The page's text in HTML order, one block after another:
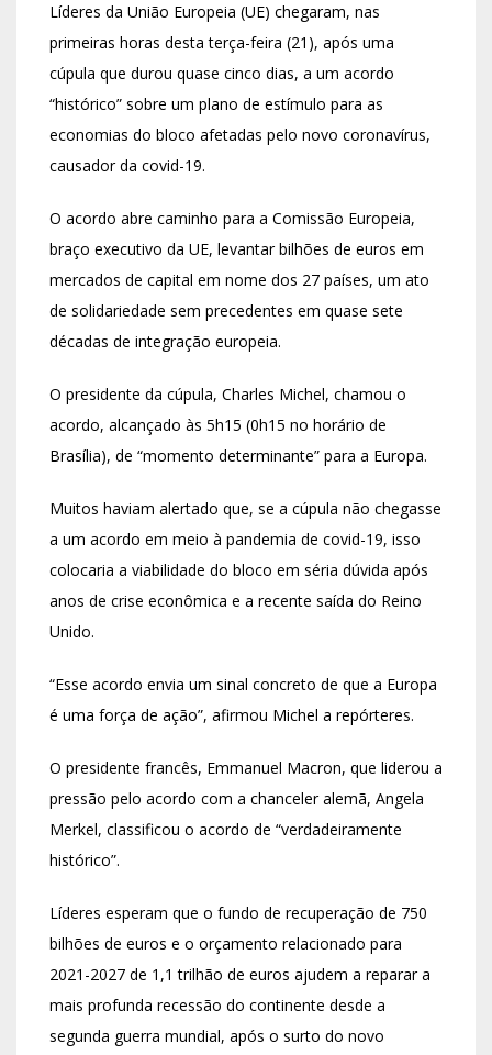
Líderes da União Europeia (UE) chegaram, nas
primeiras horas desta terça-feira (21), após uma
cúpula que durou quase cinco dias, a um acordo
“histórico” sobre um plano de estímulo para as
economias do bloco afetadas pelo novo coronavírus,
causador da covid-19.
O acordo abre caminho para a Comissão Europeia,
braço executivo da UE, levantar bilhões de euros em
mercados de capital em nome dos 27 países, um ato
de solidariedade sem precedentes em quase sete
décadas de integração europeia.
O presidente da cúpula, Charles Michel, chamou o
acordo, alcançado às 5h15 (0h15 no horário de
Brasília), de “momento determinante” para a Europa.
Muitos haviam alertado que, se a cúpula não chegasse
a um acordo em meio à pandemia de covid-19, isso
colocaria a viabilidade do bloco em séria dúvida após
anos de crise econômica e a recente saída do Reino
Unido.
“Esse acordo envia um sinal concreto de que a Europa
é uma força de ação”, afirmou Michel a repórteres.
O presidente francês, Emmanuel Macron, que liderou a
pressão pelo acordo com a chanceler alemã, Angela
Merkel, classificou o acordo de “verdadeiramente
histórico”.
Líderes esperam que o fundo de recuperação de 750
bilhões de euros e o orçamento relacionado para
2021-2027 de 1,1 trilhão de euros ajudem a reparar a
mais profunda recessão do continente desde a
segunda guerra mundial, após o surto do novo